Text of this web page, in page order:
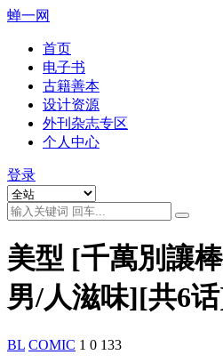
蝉一网
首页
电子书
古籍善本
设计资源
外刊杂志专区
个人中心
登录
美型 [千萬別讓
男/人滋味][共6
BL COMIC 1 0 133